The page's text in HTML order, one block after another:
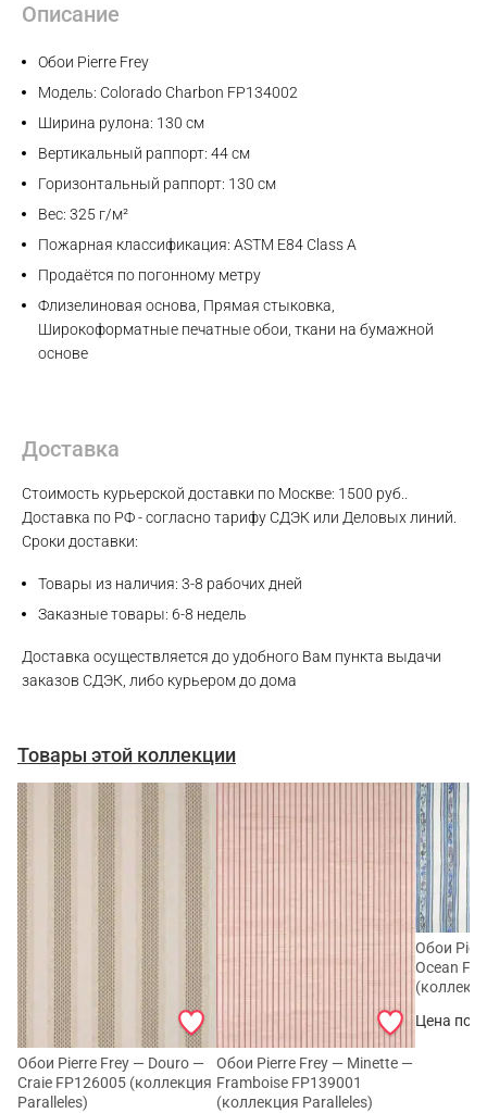
Описание
Обои Pierre Frey
Модель: Colorado Charbon FP134002
Ширина рулона: 130 см
Вертикальный раппорт: 44 см
Горизонтальный раппорт: 130 см
Вес: 325 г/м²
Пожарная классификация: ASTM E84 Class A
Продаётся по погонному метру
Флизелиновая основа, Прямая стыковка,
Широкоформатные печатные обои, ткани на бумажной
основе
Доставка
Стоимость курьерской доставки по Москве: 1500 руб..
Доставка по РФ - согласно тарифу СДЭК или Деловых линий.
Сроки доставки:
Товары из наличия: 3-8 рабочих дней
Заказные товары: 6-8 недель
Доставка осуществляется до удобного Вам пункта выдачи
заказов СДЭК, либо курьером до дома
Товары этой коллекции
Обои Pierre Frey — Douro —
Craie FP126005 (коллекция
Paralleles)
Обои Pierre Frey — Minette —
Framboise FP139001
(коллекция Paralleles)
Обои
Ocean
Цена по
Max
WhatsApp